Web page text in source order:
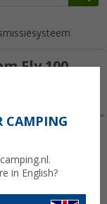
Fly 100
CAMPING
in English?